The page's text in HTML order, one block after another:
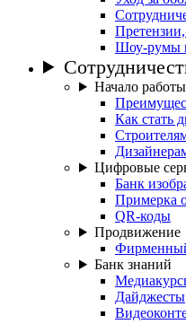
Шоу-румы
Начало работы
Как стать
Цифровые
Банк
Примерка
QR-коды
Продвижение
Банк знаний
Дайджесты